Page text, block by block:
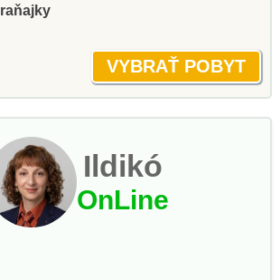
raňajky
Ildikó
OnLine